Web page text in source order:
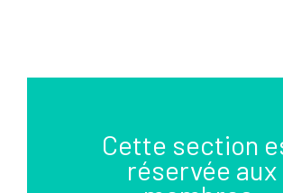
Cette section
réservée aux